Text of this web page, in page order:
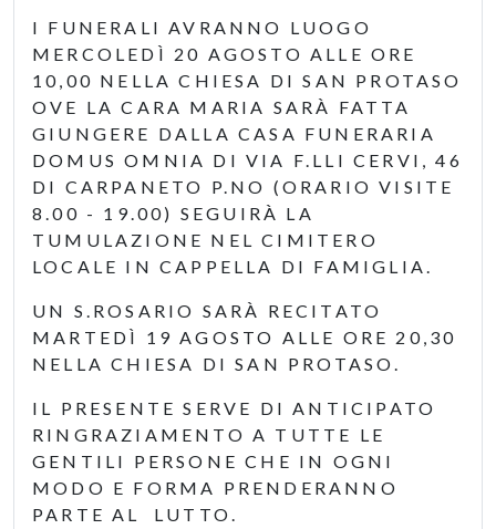
I FUNERALI AVRANNO LUOGO
MERCOLEDÌ 20 AGOSTO ALLE ORE
10,00 NELLA CHIESA DI SAN PROTASO
OVE LA CARA MARIA SARÀ FATTA
GIUNGERE DALLA CASA FUNERARIA
DOMUS OMNIA DI VIA F.LLI CERVI, 46
DI CARPANETO P.NO (ORARIO VISITE
8.00 - 19.00) SEGUIRÀ LA
TUMULAZIONE NEL CIMITERO
LOCALE IN CAPPELLA DI FAMIGLIA.
UN S.ROSARIO SARÀ RECITATO
MARTEDÌ 19 AGOSTO ALLE ORE 20,30
NELLA CHIESA DI SAN PROTASO.
IL PRESENTE SERVE DI ANTICIPATO
RINGRAZIAMENTO A TUTTE LE
GENTILI PERSONE CHE IN OGNI
MODO E FORMA PRENDERANNO
PARTE AL LUTTO.